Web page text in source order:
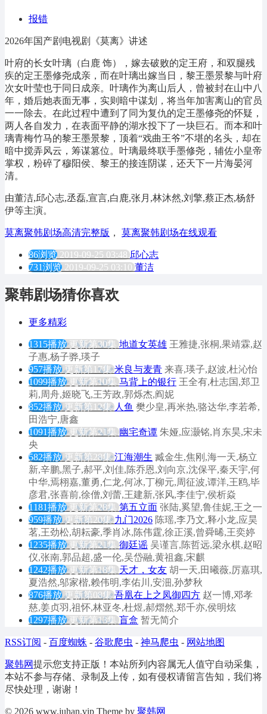
报错
2026年国产剧电视剧《莫离》讲述
叶府的长女叶璃（白鹿 饰），嫁去破败的定王府，和双腿残
疾的定王墨修尧成亲，而在叶璃出嫁当日，黎王墨景黎与叶府
次女叶莹也于同日成亲。叶璃作为离山后人，曾被封在山中八
年，婚后她表面无事，实则暗中谋划，将当年加害离山的官员
一一除去。在此过程中遭到了同为复仇的定王墨修尧的怀疑，
两人各自发力，在表面平静的湖水投下了一块巨石。而本和叶
璃青梅竹马的黎王墨景黎，顶着“戏曲王爷”不堪的名头，却在
暗中搅弄风云，筹谋篡位。叶璃最终联手墨修尧，辅佐小皇帝
掌权，粉碎了穆阳侯、黎王的接连阴谋，还天下一片海晏河
清。
由董洁,邱心志,丞磊,宣言,白鹿,张月,林沐然,刘擎,蔡正杰,杨舒
伊等主演。
莫离聚韩剧场高清完整版 ， 莫离聚韩剧场在线观看
86浏览 2019-09-25 03:48 邱心志
731浏览 2019-09-25 03:10 董洁
聚韩剧场猜你喜欢
更多精彩
1315播放 更新第30集 地道女英雄 王雅捷,张桐,果靖霖,赵
子惠,杨子骅,瑛子
957播放 更新第17集 米良与麦青 来喜,瑛子,赵波,杜沁怡
1099播放 更新第10集 马背上的银行 王全有,杜志国,郑卫
莉,周舟,姬晓飞,王芳政,郭烁杰,阎妮
852播放 更新第12集 人鱼 樊少皇,再米热,骆达华,李若希,
田浩宁,唐鑫
1091播放 更新第21集 幽宅奇谭 朱娅,应灏铭,肖东昊,宋未
央
582播放 更新第28集 江海潮生 臧金生,焦刚,海一天,杨立
新,辛鹏,黑子,郝平,刘佳,陈乔恩,刘向京,沈保平,秦天宇,何
中华,焉栩嘉,董勇,仁龙,何冰,丁柳元,周征波,谭洋,王鸥,毕
彦君,张喜前,徐僧,刘蕾,王建新,张风,李佳宁,侯析焱
1181播放 更新第28集 第五立面 张陆,奚望,鲁佳妮,王之一
959播放 更新第20集 九门2026 陈瑶,李乃文,释小龙,应昊
茗,王劲松,胡耘豪,季肖冰,陈伟霆,徐正溪,曾舜晞,王奕婷
1235播放 更新第21集 御廷谣 吴谨言,陈哲远,梁永棋,赵昭
仪,张南,郭品超,盛一伦,吴岱融,黄祖鑫,宋麒
1242播放 更新第18集 天才，女友 胡一天,田曦薇,厉嘉琪,
夏浩然,邬家楷,赖伟明,李佑川,安沺,孙梦秋
876播放 更新第08集 吾凰在上之凤御四方 赵一博,邓孝
慈,姜贞羽,祖怀,林亚冬,杜煜,郝熠然,郑千亦,侯明炫
1297播放 更新第13集 盲盒 暂无简介
RSS订阅 - 百度蜘蛛 - 谷歌爬虫 - 神马爬虫 - 网站地图
聚韩网提示您支持正版！本站所列内容属无人值守自动采集，
本站不参与存储、录制及上传，如有侵权请留言告知，我们将
尽快处理，谢谢！
© 2026 www.juhan.vip Theme by 聚韩网